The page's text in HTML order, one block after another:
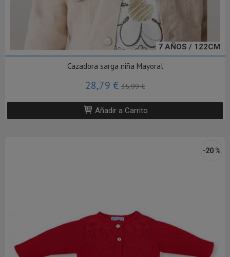
7 AÑOS / 122CM
Cazadora sarga niña Mayoral
28,79 €35,99 €
Añadir a Carrito
-20 %